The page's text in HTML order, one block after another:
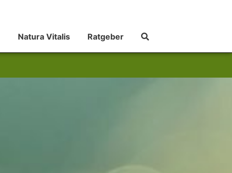
Natura Vitalis Ratgeber